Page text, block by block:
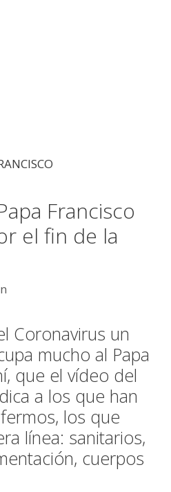
Francisco
el fin de la
Coronavirus un
mucho al Papa
que el vídeo del
a los que han
los que
línea: sanitarios,
cuerpos